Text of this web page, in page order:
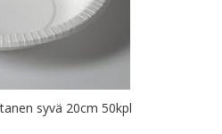
syvä 20cm 50kpl